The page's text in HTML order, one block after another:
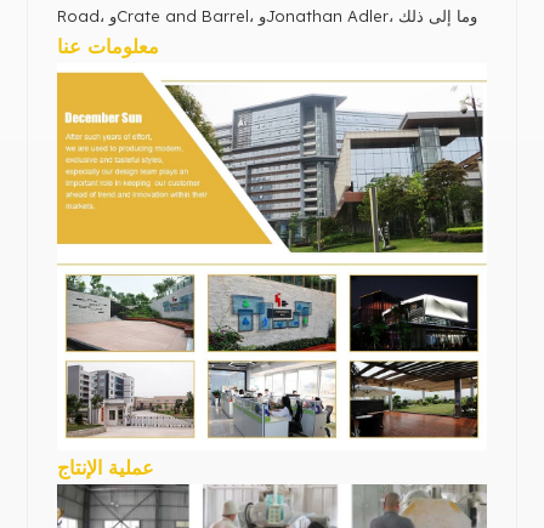
Road، وCrate and Barrel، وJonathan Adler، وما إلى ذلك
معلومات عنا
عملية الإنتاج